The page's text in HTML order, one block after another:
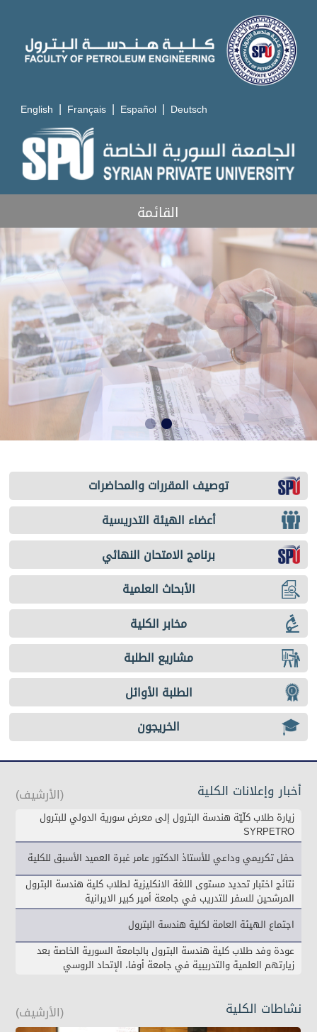
English | Français | Español | Deutsch
القائمة
توصيف المقررات والمحاضرات
أعضاء الهيئة التدريسية
برنامج الامتحان النهائي
الأبحاث العلمية
مخابر الكلية
مشاريع الطلبة
الطلبة الأوائل
الخريجون
أخبار وإعلانات الكلية (الأرشيف)
زيارة طلاب كلّيّة هندسة البترول إلى معرض سورية الدولي للبترول
SYRPETRO
حفل تكريمي وداعي للأستاذ الدكتور عامر غبرة العميد الأسبق للكلية
نتائج اختبار تحديد مستوى اللغة الانكليزية لطلاب كلية هندسة البترول
المرشحين للسفر للتدريب في جامعة أمير كبير الايرانية
اجتماع الهيئة العامة لكلية هندسة البترول
عودة وفد طلاب كلية هندسة البترول بالجامعة السورية الخاصة بعد
زيارتهم العلمية والتدريبية في جامعة أوفا، الإتحاد الروسي
نشاطات الكلية (الأرشيف)